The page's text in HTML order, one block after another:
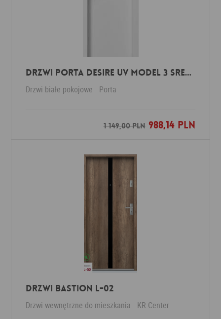
DRZWI PORTA DESIRE UV MODEL 3 srebrne intarsje
Drzwi białe pokojowe Porta
1 149,00 PLN988,14 PLN
Dodaj do ulubionych
Drzwi Bastion L-02
Drzwi wewnętrzne do mieszkania KR Center